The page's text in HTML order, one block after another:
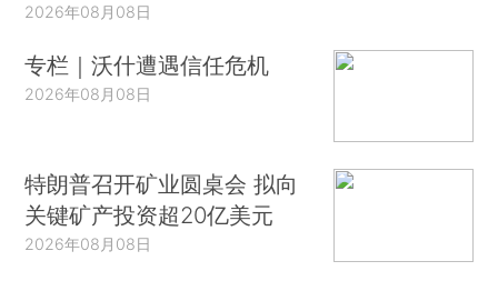
2026年08月08日
专栏｜沃什遭遇信任危机
2026年08月08日
特朗普召开矿业圆桌会 拟向
关键矿产投资超20亿美元
2026年08月08日